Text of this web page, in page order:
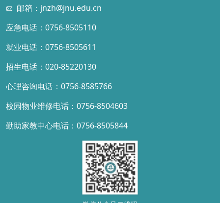
邮箱：jnzh@jnu.edu.cn
应急电话：0756-8505110
就业电话：0756-8505611
招生电话：020-85220130
心理咨询电话：0756-8585766
校园物业维修电话：0756-8504603
勤助家教中心电话：0756-8505844